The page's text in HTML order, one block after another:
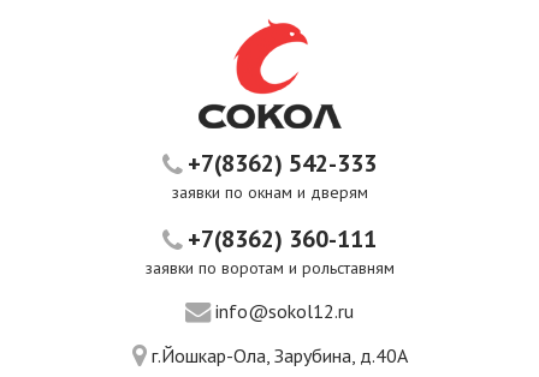
+7(8362) 542-333
заявки по окнам и дверям
+7(8362) 360-111
заявки по воротам и рольставням
info@sokol12.ru
г.Йошкар-Ола, Зарубина, д.40А